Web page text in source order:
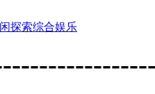
探索综合娱乐